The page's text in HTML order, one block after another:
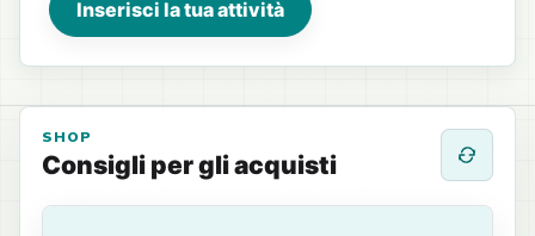
Inserisci la tua attività
SHOP
Consigli per gli acquisti